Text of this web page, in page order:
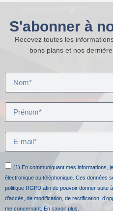
S'abonner à
Recevez toutes les
bons plans et nos
(1) En communiquant mes informations,
électronique ou téléphonique. Ces données
politique RGPD afin de pouvoir donner suite
d’accès, de modification, de rectification,
me concernant. En savoir plus.